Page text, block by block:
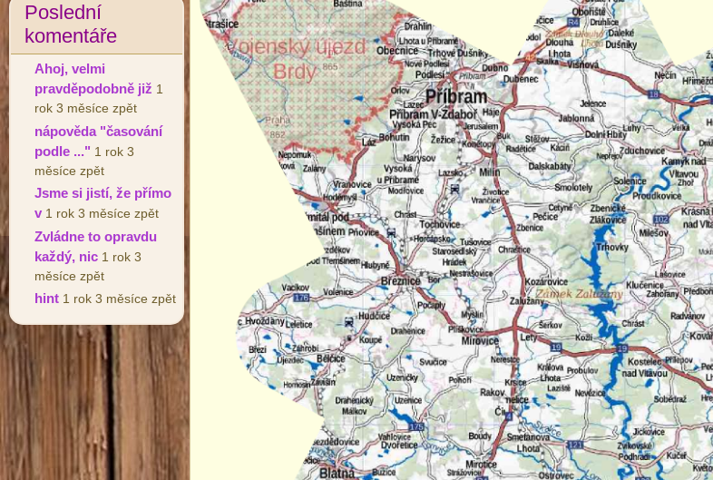
Poslední
komentáře
Ahoj, velmi
pravděpodobně již 1
rok 3 měsíce zpět
nápověda "časování
podle ..." 1 rok 3
měsíce zpět
Jsme si jistí, že přímo
v 1 rok 3 měsíce zpět
Zvládne to opravdu
každý, nic 1 rok 3
měsíce zpět
hint 1 rok 3 měsíce zpět